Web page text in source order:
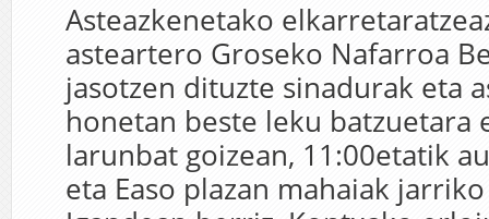
Asteazkenetako
asteartero Groseko Nafarroa
jasotzen dituzte sinadurak eta
honetan beste leku batzuetara
larunbat goizean, 11:00etatik
eta Easo plazan mahaiak